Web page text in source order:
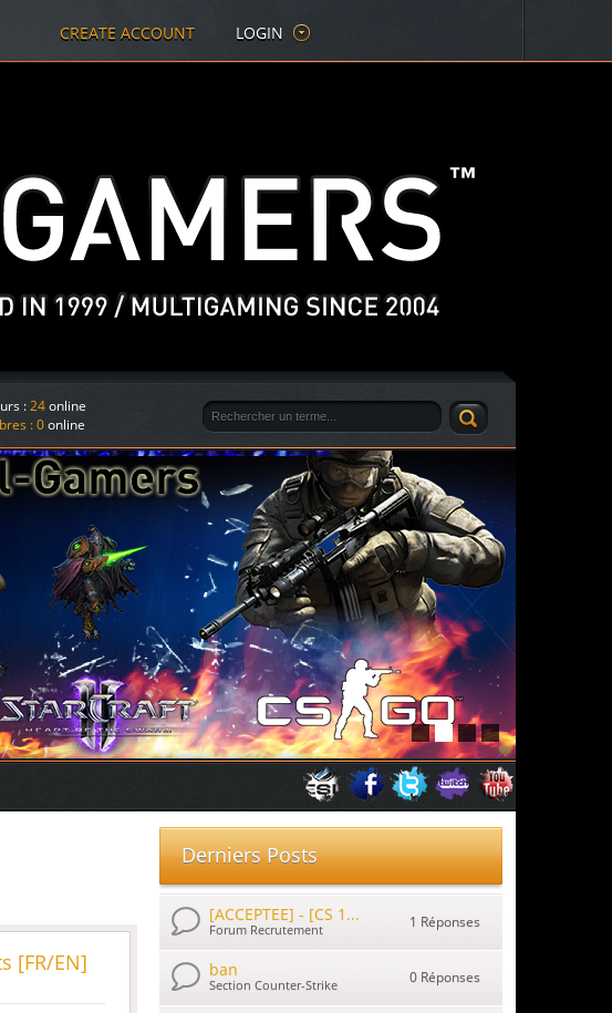
CREATE ACCOUNT LOGIN
:24online
:0online
[FR/EN]
Derniers Posts
[ACCEPTEE] - [CS 1...
Forum Recrutement 1 Réponses
ban
Section Counter-Strike 0 Réponses